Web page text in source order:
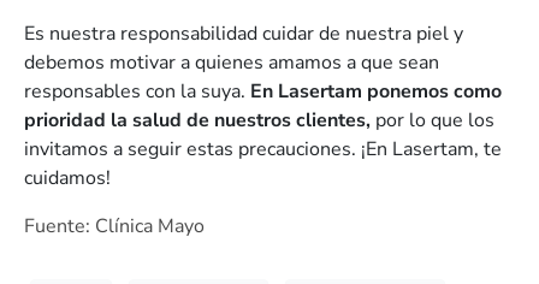
Es nuestra responsabilidad cuidar de nuestra piel y
debemos motivar a quienes amamos a que sean
responsables con la suya. En Lasertam ponemos como
prioridad la salud de nuestros clientes, por lo que los
invitamos a seguir estas precauciones. ¡En Lasertam, te
cuidamos!
Fuente: Clínica Mayo